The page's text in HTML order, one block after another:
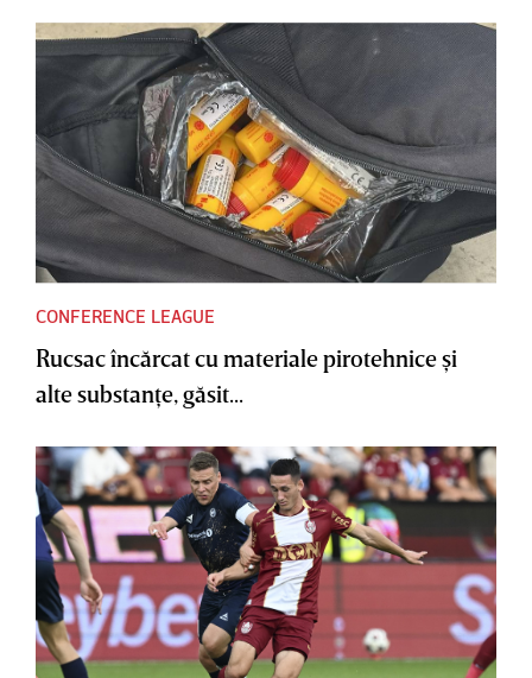
CONFERENCE LEAGUE
Rucsac încărcat cu materiale pirotehnice şi
alte substanţe, găsit...